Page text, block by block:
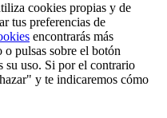
cookies propias y de
tus preferencias de
encontrarás más
pulsas sobre el botón
su uso. Si por el contrario
y te indicaremos cómo